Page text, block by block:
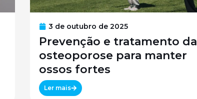
3 de outubro de 2025
Prevenção e tratamento da
osteoporose para manter
ossos fortes
Ler mais